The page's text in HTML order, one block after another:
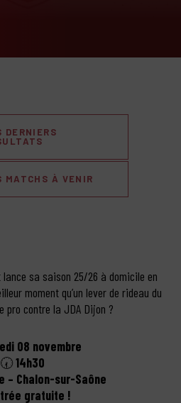
DERNIERS
MATCHS À VENIR
lance sa saison 25/26 à domicile en
moment qu’un lever de rideau du
pro contre la JDA Dijon ?
08 novembre
🕢14h30
– Chalon-sur-Saône
gratuite !